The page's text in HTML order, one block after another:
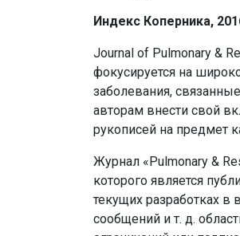
Индекс Коперника,
Journal of Pulmonary &
фокусируется на
заболевания,
авторам внести свой
рукописей на предмет
Журнал «Pulmonary &
которого является
текущих разработках в
сообщений и т. д.